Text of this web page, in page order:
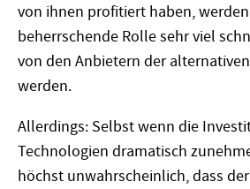
von ihnen profitiert haben,
beherrschende Rolle sehr viel
von den Anbietern der
werden.
Allerdings: Selbst wenn die
Technologien dramatisch
höchst unwahrscheinlich, dass